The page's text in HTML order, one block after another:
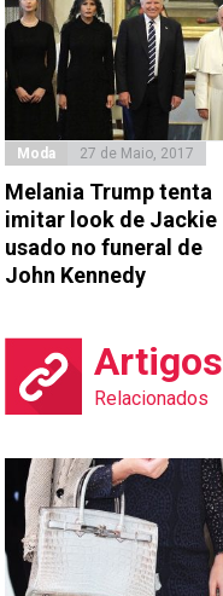
Moda 27 de Maio, 2017
Melania Trump tenta
imitar look de Jackie
usado no funeral de
John Kennedy
Artigos
Relacionados